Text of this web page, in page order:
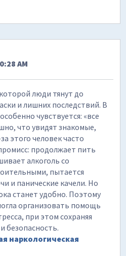
AM
люди тянут до
и лишних последствий. В
чувствуется: «все
что увидят знакомые,
этого человек часто
продолжает пить
алкоголь со
пытается
и панические качели. Но
станет удобно. Поэтому
организовать помощь
при этом сохраняя
безопасность.
наркологическая